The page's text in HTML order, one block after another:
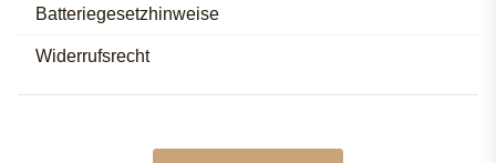
Batteriegesetzhinweise
Widerrufsrecht